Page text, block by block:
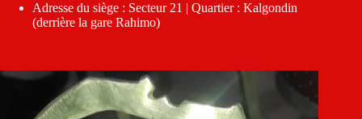
Adresse du siège : Secteur 21 | Quartier : Kalgondin
(derrière la gare Rahimo)